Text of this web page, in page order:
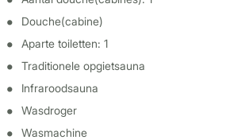
Douche(cabine)
Aparte toiletten: 1
Traditionele opgietsauna
Infraroodsauna
Wasdroger
Wasmachine